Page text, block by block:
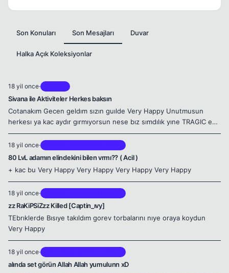
Son Konuları Son Mesajları Duvar
Halka Açık Koleksiyonlar
18 yil once·
Sivana ile Aktiviteler Herkes baksın
Cotanakım Gecen geldım sızın guılde Very Happy Unutmusun
herkesı ya kac aydır gırmıyorsun nese bız sımdılık yıne TRAGIC e
gectık Artık yazın devam ederız bırlıkte .. Very Happy
18 yil once·
80 LvL adamın elindekini bilen vrmı?? ( Acil )
+ kac bu Very Happy Very Happy Very Happy Very Happy
18 yil once·
zz RaKiPSiZzz Killed [Captin_ıvy]
TEbrıklerde Bısıye takıldım gorev torbalarını nıye oraya koydun
Very Happy
18 yil once·
alında set görün Allah Allah yumulunn xD